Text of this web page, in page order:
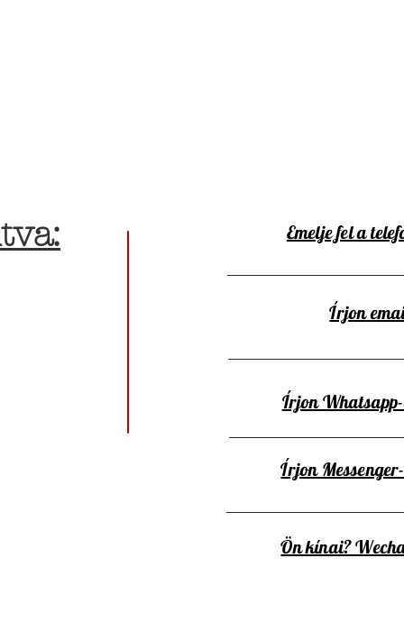
Emelje fel a
Írjon
Írjon
Írjon
Ön kínai?